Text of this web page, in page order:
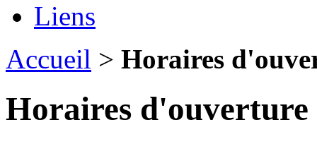
Liens
Accueil > Horaires
Horaires d'ouverture